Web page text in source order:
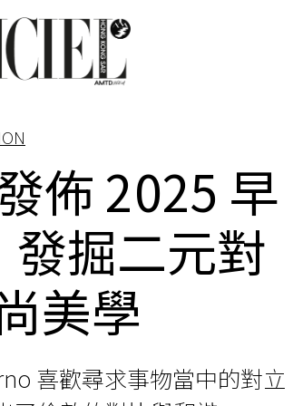
佈 2025 早
掘二元對
美學
喜歡尋求事物當中的對立